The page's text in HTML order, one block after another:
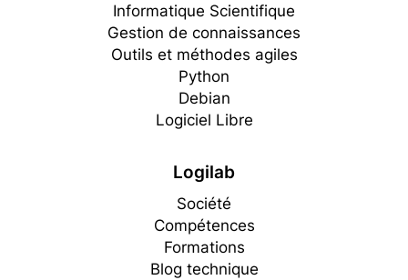
Informatique Scientifique
Gestion de connaissances
Outils et méthodes agiles
Python
Debian
Logiciel Libre
Logilab
Société
Compétences
Formations
Blog technique